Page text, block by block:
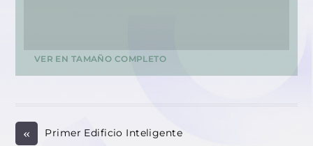
VER EN TAMAÑO COMPLETO
« Primer Edificio Inteligente